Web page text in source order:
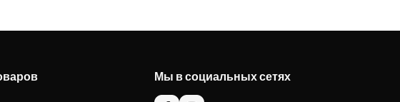
Мы в социальных сетях